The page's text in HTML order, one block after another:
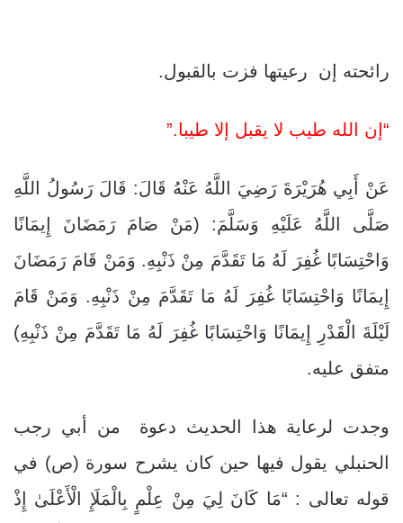
رائحته إن رعيتها فزت بالقبول.
“إن الله طيب لا يقبل إلا طيبا.”
عَنْ أَبِي هُرَيْرَةَ رَضِيَ اللَّهُ عَنْهُ قَالَ: قَالَ رَسُولُ اللَّهِ
صَلَّى اللَّهُ عَلَيْهِ وَسَلَّمَ: (مَنْ صَامَ رَمَضَانَ إِيمَانًا
وَاحْتِسَابًا غُفِرَ لَهُ مَا تَقَدَّمَ مِنْ ذَنْبِهِ. وَمَنْ قَامَ رَمَضَانَ
إِيمَانًا وَاحْتِسَابًا غُفِرَ لَهُ مَا تَقَدَّمَ مِنْ ذَنْبِهِ. وَمَنْ قَامَ
لَيْلَةَ الْقَدْرِ إِيمَانًا وَاحْتِسَابًا غُفِرَ لَهُ مَا تَقَدَّمَ مِنْ ذَنْبِهِ)
متفق عليه.
وجدت لرعاية هذا الحديث دعوة من أبي رجب
الحنبلي يقول فيها حين كان يشرح سورة (ص) في
قوله تعالى : “مَا كَانَ لِيَ مِنْ عِلْمٍ بِالْمَلَإِ الْأَعْلَىٰ إِذْ